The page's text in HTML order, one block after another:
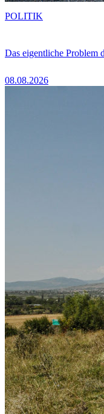
Das eigentliche Problem
08.08.2026
POLITIK